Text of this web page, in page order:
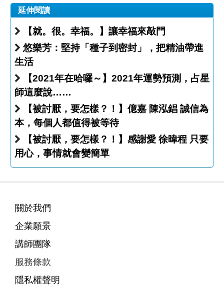
延伸閱讀
【就。很。幸福。】讓幸福來敲門
悠樂芳：堅持「種子到密封」，把精油帶進
生活
【2021年在哈囉～】2021年運勢預測，占星
師這麼說……
【被討厭，要怎樣？！】億嘉 陳泓錩 誠信為
本，每個人都值得被等待
【被討厭，要怎樣？！】感謝愛 徐暐程 只要
用心，事情就會變簡單
關於我們
企業願景
講師團隊
服務條款
隱私權聲明